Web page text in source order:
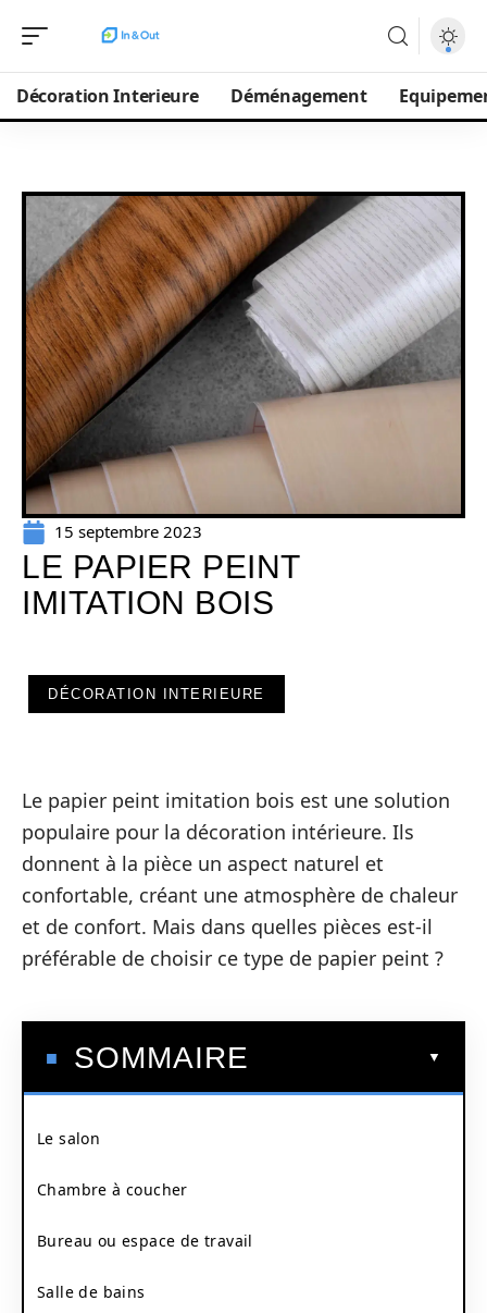
Décoration Interieure Déménagement
15 septembre 2023
LE PAPIER PEINT
IMITATION BOIS
DÉCORATION INTERIEURE
Le papier peint imitation bois est une solution
populaire pour la décoration intérieure. Ils
donnent à la pièce un aspect naturel et
confortable, créant une atmosphère de chaleur
et de confort. Mais dans quelles pièces est-il
préférable de choisir ce type de papier peint ?
SOMMAIRE
Le salon
Chambre à coucher
Bureau ou espace de travail
Salle de bains